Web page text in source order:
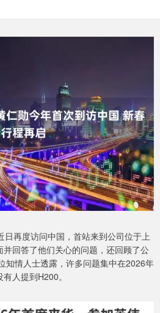
日再度访问中国，首站来到公司位于上
回答了他们关心的问题，还回顾了公
知情人士透露，许多问题集中在2026年
人提到H200。